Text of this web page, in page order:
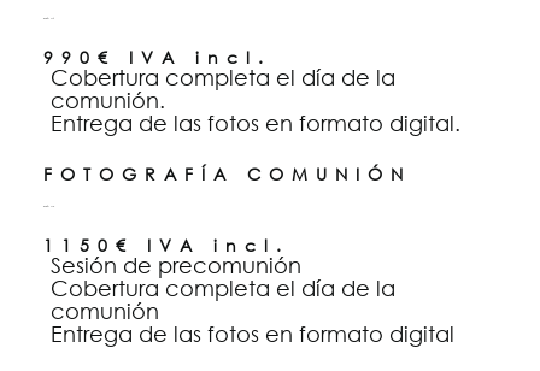
Pack 01.
990€ IVA incl.
Cobertura completa el día de la
comunión.
Entrega de las fotos en formato digital.
FOTOGRAFÍA COMUNIÓN
Pack 02.
1150€ IVA incl.
Sesión de precomunión
Cobertura completa el día de la
comunión
Entrega de las fotos en formato digital